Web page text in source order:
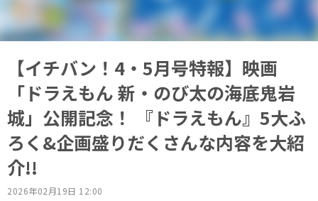
【イチバン！4・5月号特報】映画
「ドラえもん 新・のび太の海底鬼岩
城」公開記念！ 『ドラえもん』5大ふ
ろく&企画盛りだくさんな内容を大紹
介!!
2026年02月19日 12:00